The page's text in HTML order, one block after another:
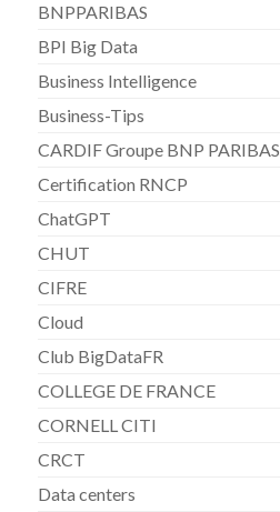
BNPPARIBAS
BPI Big Data
Business Intelligence
Business-Tips
CARDIF Groupe BNP PARIBAS
Certification RNCP
ChatGPT
CHUT
CIFRE
Cloud
Club BigDataFR
COLLEGE DE FRANCE
CORNELL CITI
CRCT
Data centers